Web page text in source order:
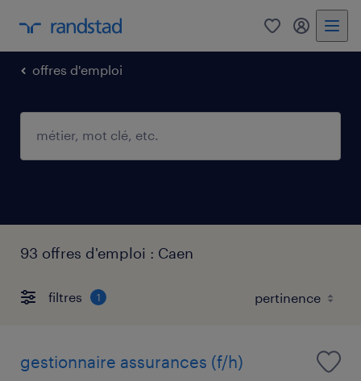
0 mon
offres d'emploi
93 offres d'emploi : Caen
filtres 1
gestionnaire assurances (f/h)